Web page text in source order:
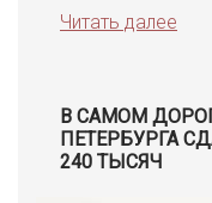
Читать далее
В САМОМ
ПЕТЕРБУРГА
240 ТЫСЯЧ